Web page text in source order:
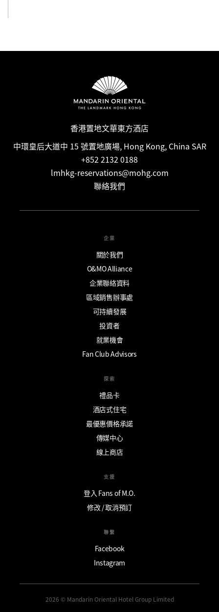
香港置地文華東方酒店
中環皇后大道中 15 號置地廣場, Hong Kong, China SAR
+852 2132 0188
lmhkg-reservations@mohg.com
聯絡我們
企業
關於我們
O&MO Alliance
企業聯絡資料
區域銷售辦事處
可持續發展
投資者
就業機會
Fan Club Advisors
探索
禮品卡
酒店式住宅
最優惠價格承諾
傳媒中心
線上商店
支援
登入 Fans of M.O.
修改 / 取消預訂
聯繫
Facebook
Instagram
2026 © Mandarin Oriental Hotel Group Limited